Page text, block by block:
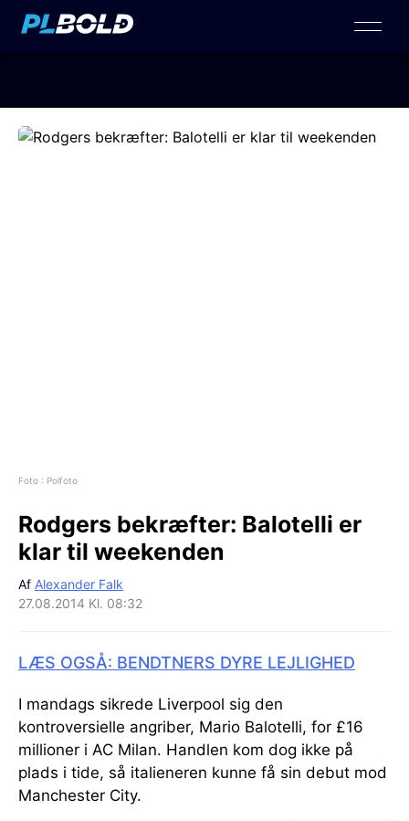
Foto : Polfoto
Rodgers bekræfter: Balotelli er
klar til weekenden
Af Alexander Falk
27.08.2014 Kl. 08:32
LÆS OGSÅ: BENDTNERS DYRE LEJLIGHED
I mandags sikrede Liverpool sig den
kontroversielle angriber, Mario Balotelli, for £16
millioner i AC Milan. Handlen kom dog ikke på
plads i tide, så italieneren kunne få sin debut mod
Manchester City.